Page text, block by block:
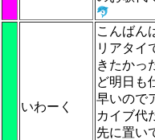
いわーく
こんばん
リアタイ
きたかっ
ど明日も
早いので
カイブ代
先に置い